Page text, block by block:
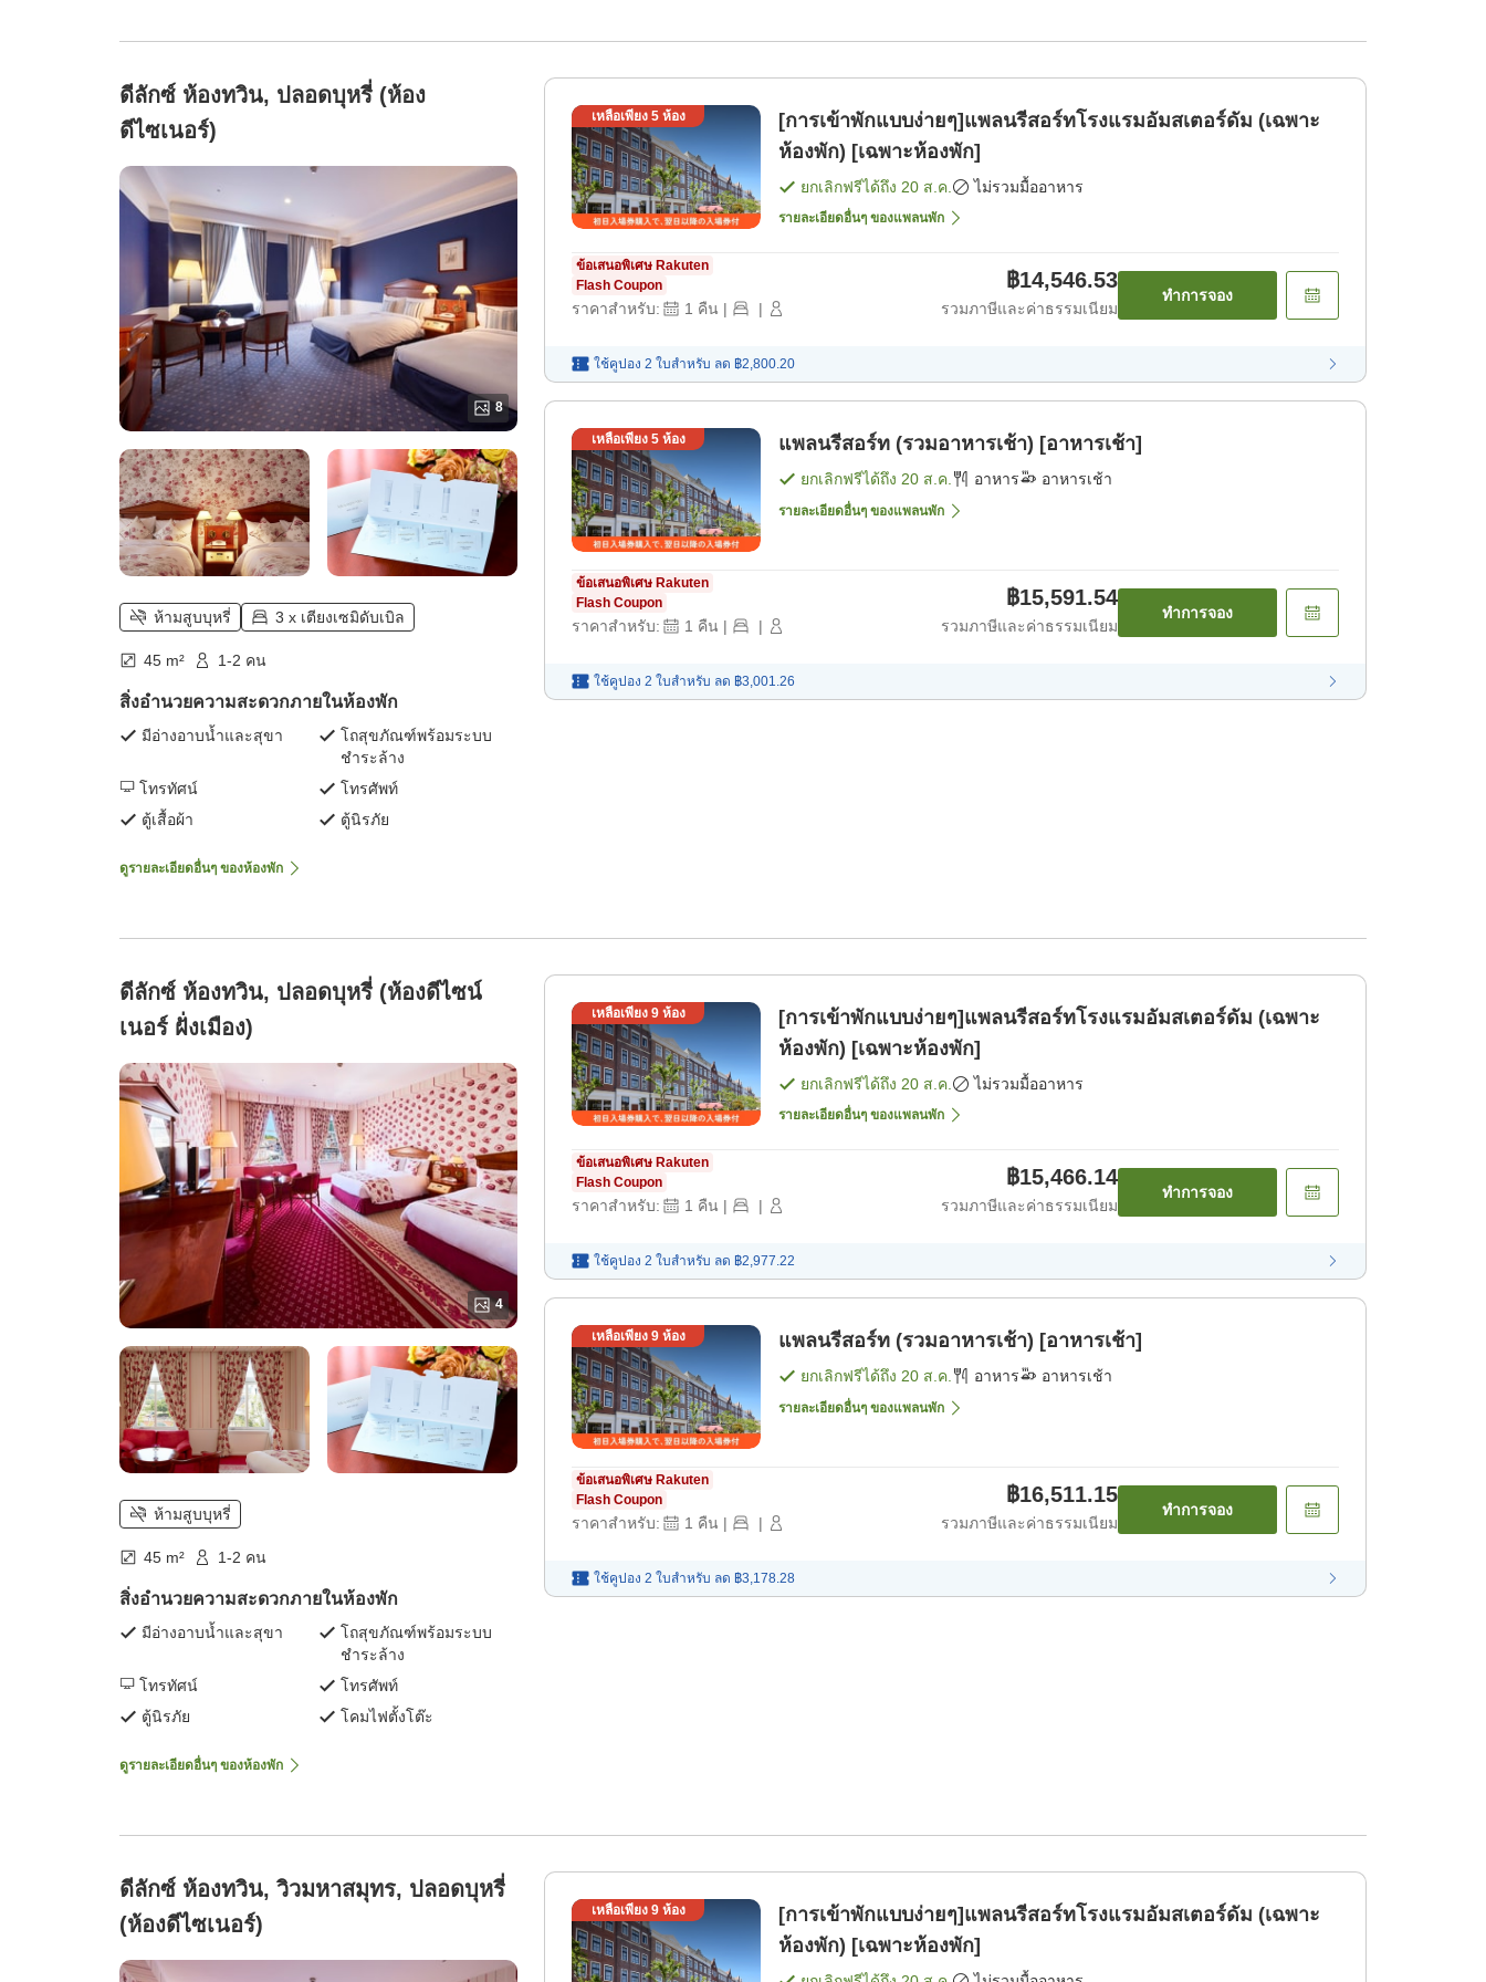
ดีลักซ์ ห้องทวิน, ปลอดบุหรี่ (ห้อง
ดีไซเนอร์)
8
ห้ามสูบบุหรี่ 3 x เตียงเซมิดับเบิล
45 m² 1-2 คน
สิ่งอำนวยความสะดวกภายในห้องพัก
มีอ่างอาบน้ำและสุขา
โถสุขภัณฑ์พร้อมระบบ
ชำระล้าง
โทรทัศน์
โทรศัพท์
ตู้เสื้อผ้า
ตู้นิรภัย
ดูรายละเอียดอื่นๆ ของห้องพัก
เหลือเพียง 5ห้อง
[การเข้าพักแบบง่ายๆ]แพลนรีสอร์ทโรงแรมอัมสเตอร์ดัม (เฉพาะ
ห้องพัก) [เฉพาะห้องพัก]
ยกเลิกฟรีได้ถึง 20 ส.ค. ไม่รวมมื้ออาหาร
รายละเอียดอื่นๆ ของแพลนพัก
ข้อเสนอพิเศษ Rakuten
Flash Coupon
ราคาสำหรับ: 1 คืน | |
฿14,546.53
รวมภาษีและค่าธรรมเนียม
ทำการจอง
ใช้คูปอง 2 ใบสำหรับ ลด ฿2,800.20
เหลือเพียง 5ห้อง แพลนรีสอร์ท (รวมอาหารเช้า) [อาหารเช้า]
ยกเลิกฟรีได้ถึง 20 ส.ค. อาหาร อาหารเช้า
รายละเอียดอื่นๆ ของแพลนพัก
ข้อเสนอพิเศษ Rakuten
Flash Coupon
ราคาสำหรับ: 1 คืน | |
฿15,591.54
รวมภาษีและค่าธรรมเนียม
ทำการจอง
ใช้คูปอง 2 ใบสำหรับ ลด ฿3,001.26
ดีลักซ์ ห้องทวิน, ปลอดบุหรี่ (ห้องดีไซน์
เนอร์ ฝั่งเมือง)
4
ห้ามสูบบุหรี่
45 m² 1-2 คน
สิ่งอำนวยความสะดวกภายในห้องพัก
มีอ่างอาบน้ำและสุขา
โถสุขภัณฑ์พร้อมระบบ
ชำระล้าง
โทรทัศน์
โทรศัพท์
ตู้นิรภัย
โคมไฟตั้งโต๊ะ
ดูรายละเอียดอื่นๆ ของห้องพัก
เหลือเพียง 9ห้อง
[การเข้าพักแบบง่ายๆ]แพลนรีสอร์ทโรงแรมอัมสเตอร์ดัม (เฉพาะ
ห้องพัก) [เฉพาะห้องพัก]
ยกเลิกฟรีได้ถึง 20 ส.ค. ไม่รวมมื้ออาหาร
รายละเอียดอื่นๆ ของแพลนพัก
ข้อเสนอพิเศษ Rakuten
Flash Coupon
ราคาสำหรับ: 1 คืน | |
฿15,466.14
รวมภาษีและค่าธรรมเนียม
ทำการจอง
ใช้คูปอง 2 ใบสำหรับ ลด ฿2,977.22
เหลือเพียง 9ห้อง แพลนรีสอร์ท (รวมอาหารเช้า) [อาหารเช้า]
ยกเลิกฟรีได้ถึง 20 ส.ค. อาหาร อาหารเช้า
รายละเอียดอื่นๆ ของแพลนพัก
ข้อเสนอพิเศษ Rakuten
Flash Coupon
ราคาสำหรับ: 1 คืน | |
฿16,511.15
รวมภาษีและค่าธรรมเนียม
ทำการจอง
ใช้คูปอง 2 ใบสำหรับ ลด ฿3,178.28
ดีลักซ์ ห้องทวิน, วิวมหาสมุทร, ปลอดบุหรี่
(ห้องดีไซเนอร์)
เหลือเพียง 9ห้อง
[การเข้าพักแบบง่ายๆ]แพลนรีสอร์ทโรงแรมอัมสเตอร์ดัม (เฉพาะ
ห้องพัก) [เฉพาะห้องพัก]